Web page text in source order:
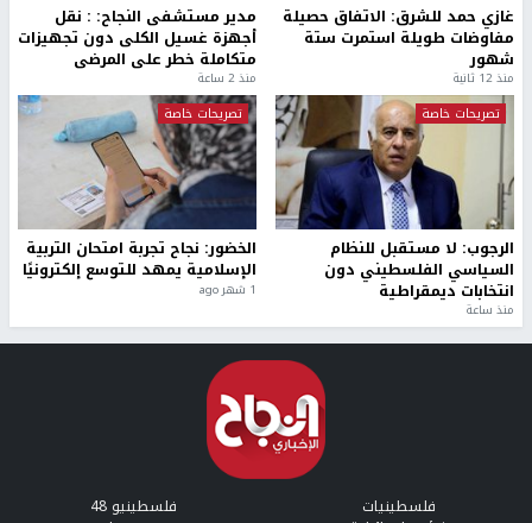
غازي حمد للشرق: الاتفاق حصيلة
مفاوضات طويلة استمرت ستة
شهور
منذ 12 ثانية
مدير مستشفى النجاح: : نقل
أجهزة غسيل الكلى دون تجهيزات
متكاملة خطر على المرضى
منذ 2 ساعة
تصريحات خاصة
الرجوب: لا مستقبل للنظام
السياسي الفلسطيني دون
انتخابات ديمقراطية
منذ ساعة
تصريحات خاصة
الخضور: نجاح تجربة امتحان التربية
الإسلامية يمهد للتوسع إلكترونيًا
1 شهر ago
فلسطينيات فلسطينيو 48